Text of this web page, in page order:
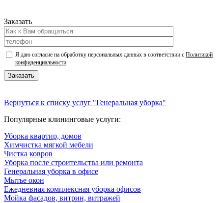
Заказать
Я даю согласие на обработку персональных данных в соответствии с Политикой
конфиденциальности
Вернуться к списку услуг "Генеральная уборка"
Популярные клининговые услуги:
Уборка квартир, домов
Химчистка мягкой мебели
Чистка ковров
Уборка после строительства или ремонта
Генеральная уборка в офисе
Мытье окон
Ежедневная комплексная уборка офисов
Мойка фасадов, витрин, витражей